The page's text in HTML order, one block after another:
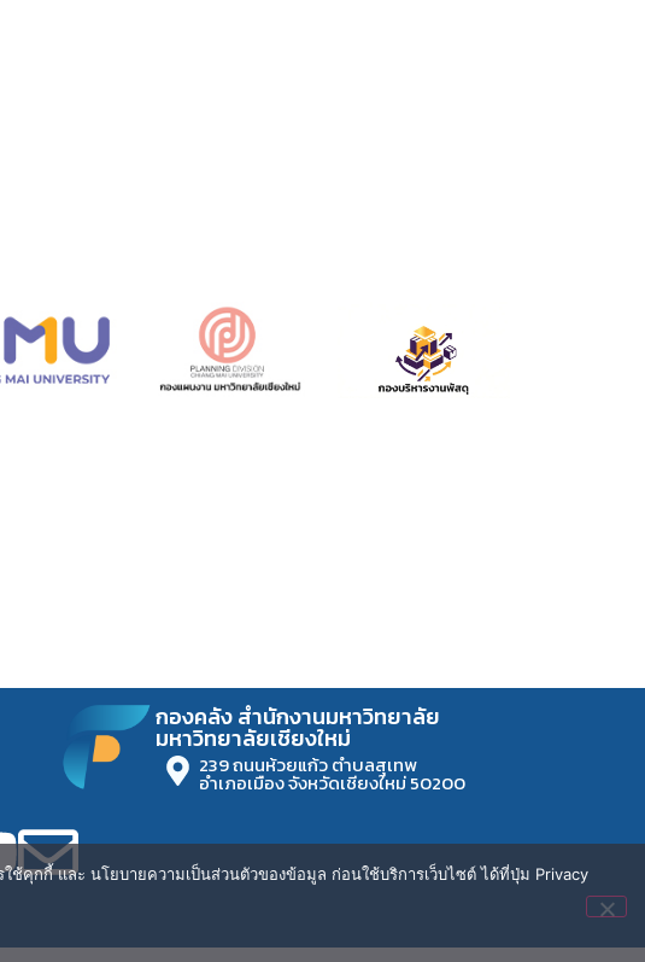
กองคลัง สำนักงานมหาวิทยาลัย
มหาวิทยาลัยเชียงใหม่
239 ถนนห้วยแก้ว ตำบลสุเทพ
อำเภอเมือง จังหวัดเชียงใหม่ 50200
ช้คุกกี้ และ นโยบายความเป็นส่วนตัวของข้อมูล ก่อนใช้บริการเว็บไซต์ ได้ที่ปุ่ม Privacy